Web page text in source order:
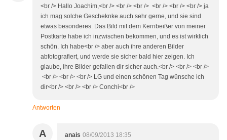
<br /> Hallo Joachim,<br /> <br /> <br /> <br /> <br /> <br /> ja
ich mag solche Gescheknke auch sehr gerne, und sie sind
etwas besonderes. Das Bild mit dem Kernbeißer von meiner
Postkarte habe ich inzwischen bekommen, und es ist wirklich
schön. Ich habe<br /> aber auch ihre anderen Bilder
abfotografiert, und werde sie sicher bald hier zeigen. Ich
glaube, ihre Bilder gefallen dir sicher auch.<br /> <br /> <br />
<br /> <br /> <br /> LG und einen schönen Tag wünsche ich
dir<br /> <br /> <br /> Conchi<br />
Antworten
A anais 08/09/2013 18:35